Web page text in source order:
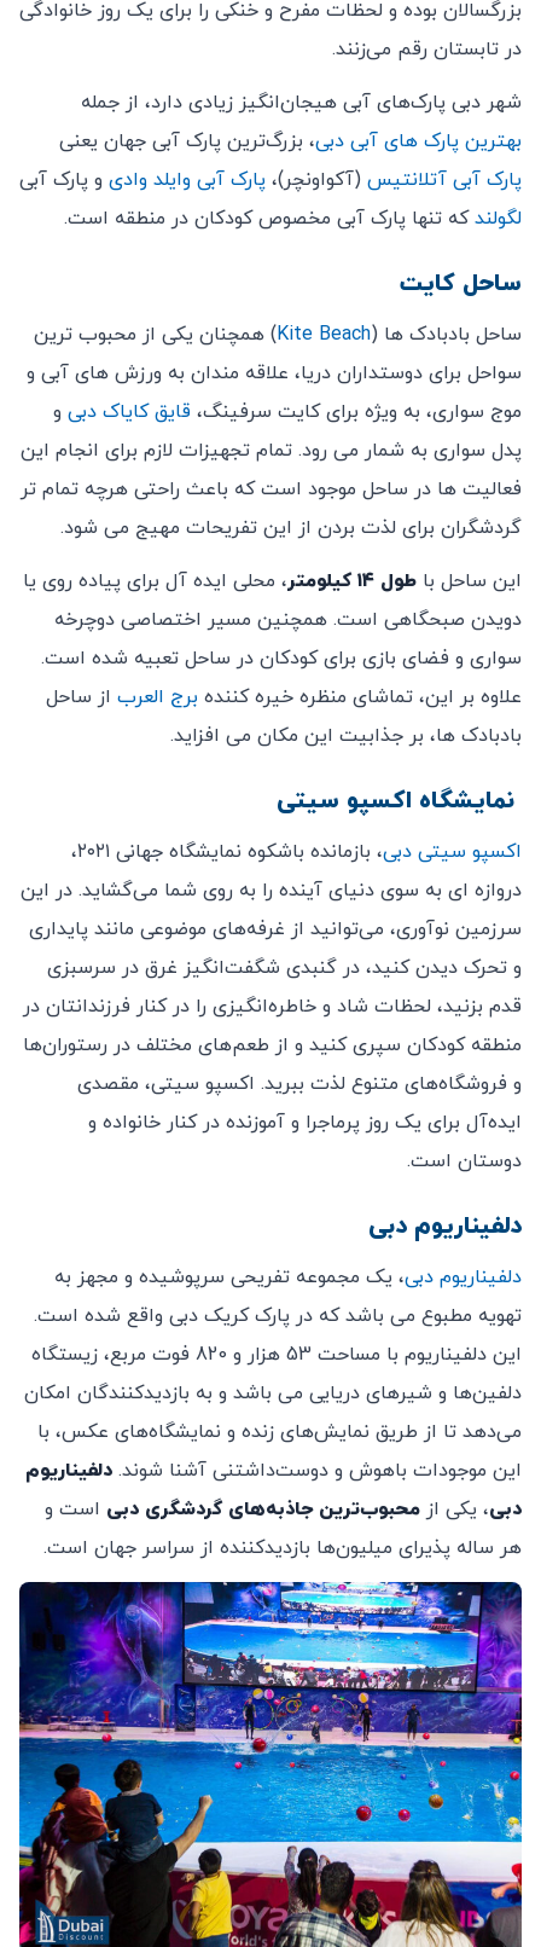
بزرگسالان‌ بوده و لحظات مفرح و خنکی را برای یک روز خانوادگی
در تابستان رقم می‌زنند.
شهر دبی پارک‌های آبی هیجان‌انگیز زیادی دارد، از جمله
بهترین پارک های آبی دبی، بزرگ‌ترین پارک آبی جهان یعنی
پارک آبی آتلانتیس (آکواونچر)، پارک آبی وایلد وادی و پارک آبی
لگولندکه تنها پارک آبی مخصوص کودکان در منطقه است.
ساحل کایت
ساحل بادبادک ها (Kite Beach) همچنان یکی از محبوب ترین
سواحل برای دوستداران دریا، علاقه مندان به ورزش های آبی و
موج سواری، به ویژه برای کایت سرفینگ، قایق کایاک دبی و
پدل سواری به شمار می رود. تمام تجهیزات لازم برای انجام این
فعالیت ها در ساحل موجود است که باعث راحتی هرچه تمام تر
گردشگران برای لذت بردن از این تفریحات مهیج می شود.
این ساحل با طول ۱۴ کیلومتر
، محلی ایده آل برای پیاده روی یا
دویدن صبحگاهی است. همچنین مسیر اختصاصی دوچرخه
سواری و فضای بازی برای کودکان در ساحل تعبیه شده است.
علاوه بر این، تماشای منظره خیره کننده برج العرب از ساحل
بادبادک ها، بر جذابیت این مکان می افزاید.
نمایشگاه اکسپو سیتی
اکسپو سیتی دبی
، بازمانده باشکوه نمایشگاه جهانی ۲۰۲۱،
دروازه ای به سوی دنیای آینده را به روی شما می‌گشاید. در این
سرزمین نوآوری، می‌توانید از غرفه‌های موضوعی مانند پایداری
و تحرک دیدن کنید، در گنبدی شگفت‌انگیز غرق در سرسبزی
قدم بزنید، لحظات شاد و خاطره‌انگیزی را در کنار فرزندانتان در
منطقه کودکان سپری کنید و از طعم‌های مختلف در رستوران‌ها
و فروشگاه‌های متنوع لذت ببرید. اکسپو سیتی، مقصدی
ایده‌آل برای یک روز پرماجرا و آموزنده در کنار خانواده و
دوستان است.
دلفیناریوم دبی
دلفیناریوم دبی، یک مجموعه تفریحی سرپوشیده و مجهز به
تهویه مطبوع می باشد که در پارک کریک دبی واقع شده است.
این دلفیناریوم با مساحت 53 هزار و 820 فوت مربع، زیستگاه
دلفین‌ها و شیرهای دریایی می باشد و به بازدیدکنندگان امکان
می‌دهد تا از طریق نمایش‌های زنده و نمایشگاه‌های عکس، با
این موجودات باهوش و دوست‌داشتنی آشنا شوند. دلفیناریوم
دبی، یکی از محبوب‌ترین جاذبه‌های گردشگری دبی است و
هر ساله پذیرای میلیون‌ها بازدیدکننده از سراسر جهان است.